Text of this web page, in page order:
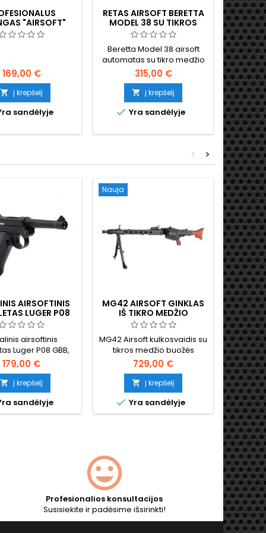
"AIRSOFT"
ŠAUTUVAS
AK47S
169,00 €
 Į krepšelį
sandėlyje
RETAS AIRSOFT BERETTA
MODEL 38 SU TIKROS
MEDIENOS BUOŽE
Beretta Model 38 airsoft
automatas su tikro medžio
buože, istorinė replika
315,00 €
 Į krepšelį
 Yra sandėlyje
TYPE

>
<
AIRSOFTINIS
LUGER P08
DUJOMIS
airsoftinis
Luger P08 GBB,
žaliomis dujomis.
pagaminta vieno
visų laikų
kopija, visiškai
sunki ir tvirta.
179,00 €
 Į krepšelį
sandėlyje
Nauja
MG42 AIRSOFT GINKLAS
IŠ TIKRO MEDŽIO
MG42 Airsoft kulkosvaidis su
tikros medžio buožės
729,00 €
 Į krepšelį
 Yra sandėlyje
Nauja
MP40
tiksli
replika,
ginklu.
850
116 m/

Profesionalios konsultacijos
Susisiekite ir padėsime išsirinkti!